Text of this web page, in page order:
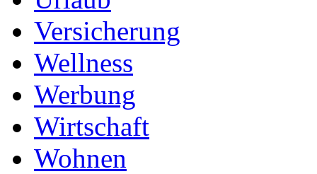
Versicherung
Wellness
Werbung
Wirtschaft
Wohnen